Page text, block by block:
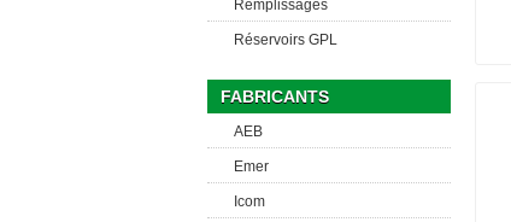
Remplissages
Réservoirs GPL
FABRICANTS
AEB
Emer
Icom